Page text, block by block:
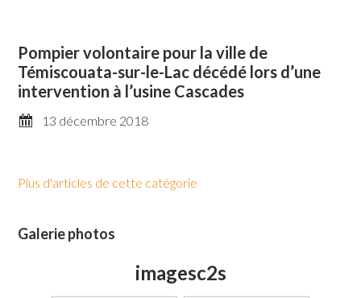
Pompier volontaire pour la ville de
Témiscouata-sur-le-Lac décédé lors d’une
intervention à l’usine Cascades
13 décembre 2018
Plus d'articles de cette catégorie
Galerie photos
imagesc2s